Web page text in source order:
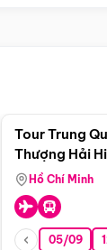
15/10 29/10
Tour Trung
Thượng Hải
Nên Thơ - Ô
Hồ Chí Minh
05/09